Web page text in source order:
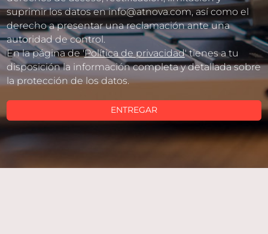
suprimir los datos en info@atnova.com, así como el
derecho a presentar una reclamación ante una
autoridad de control.
En la página de 'Política de privacidad' tienes a tu
disposición la información completa y detallada sobre
la protección de los datos.
ENTREGAR